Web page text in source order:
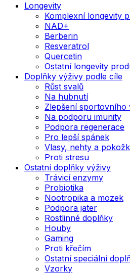
Longevity
Komplexní longevity
NAD+
Berberin
Resveratrol
Quercetin
Ostatní longevity
Doplňky výživy podle cíle
Růst svalů
Na hubnutí
Zlepšení sportovního
Na podporu imunity
Podpora regenerace
Pro lepší spánek
Vlasy, nehty a
Proti stresu
Ostatní doplňky výživy
Trávicí enzymy
Probiotika
Nootropika a mozek
Podpora jater
Rostlinné doplňky
Houby
Gaming
Proti křečím
Ostatní speciální
Vzorky